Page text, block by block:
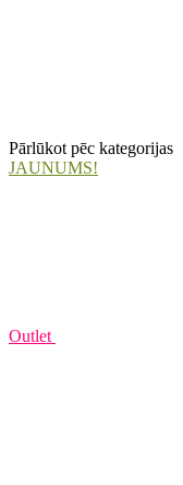
Pārlūkot pēc kategorijas
JAUNUMS!
Outlet